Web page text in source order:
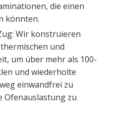
die einen
könnten.
Wir konstruieren
und
um über mehr als 100-
und wiederholte
einwandfrei zu
Ofenauslastung zu